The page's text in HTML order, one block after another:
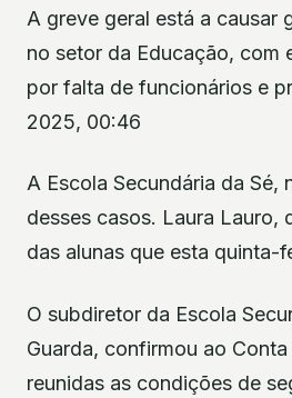
A greve geral está a causar
no setor da Educação, com
por falta de funcionários e
2025, 00:46
A Escola Secundária da Sé,
desses casos. Laura Lauro,
das alunas que esta quinta-
O subdiretor da Escola
Guarda, confirmou ao
reunidas as condições de